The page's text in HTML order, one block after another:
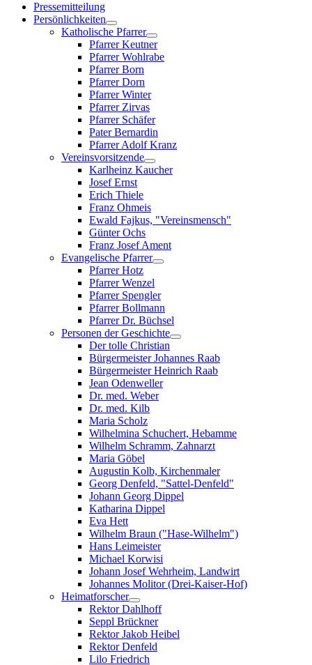
Pressemitteilung
Persönlichkeiten
Katholische Pfarrer
Pfarrer Keutner
Pfarrer Wohlrabe
Pfarrer Born
Pfarrer Dorn
Pfarrer Winter
Pfarrer Zirvas
Pfarrer Schäfer
Pater Bernardin
Pfarrer Adolf Kranz
Vereinsvorsitzende
Karlheinz Kaucher
Josef Ernst
Erich Thiele
Franz Ohmeis
Ewald Fajkus, "Vereinsmensch"
Günter Ochs
Franz Josef Ament
Evangelische Pfarrer
Pfarrer Hotz
Pfarrer Wenzel
Pfarrer Spengler
Pfarrer Bollmann
Pfarrer Dr. Büchsel
Personen der Geschichte
Der tolle Christian
Bürgermeister Johannes Raab
Bürgermeister Heinrich Raab
Jean Odenweller
Dr. med. Weber
Dr. med. Kilb
Maria Scholz
Wilhelmina Schuchert, Hebamme
Wilhelm Schramm, Zahnarzt
Maria Göbel
Augustin Kolb, Kirchenmaler
Georg Denfeld, "Sattel-Denfeld"
Johann Georg Dippel
Katharina Dippel
Eva Hett
Wilhelm Braun ("Hase-Wilhelm")
Hans Leimeister
Michael Korwisi
Johann Josef Wehrheim, Landwirt
Johannes Molitor (Drei-Kaiser-Hof)
Heimatforscher
Rektor Dahlhoff
Seppl Brückner
Rektor Jakob Heibel
Rektor Denfeld
Lilo Friedrich